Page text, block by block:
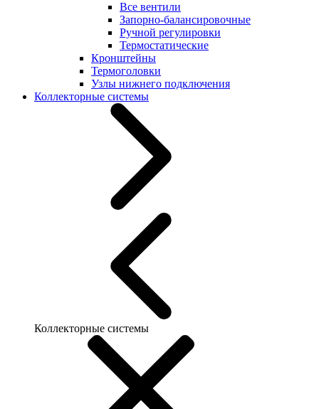
Все вентили
Запорно-балансировочные
Ручной регулировки
Термостатические
Кронштейны
Термоголовки
Узлы нижнего подключения
Коллекторные системы
Коллекторные системы